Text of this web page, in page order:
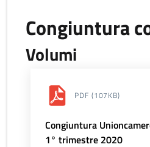
Congiuntura
Volumi
PDF (107KB)
Congiuntura
1° trimestre 2020